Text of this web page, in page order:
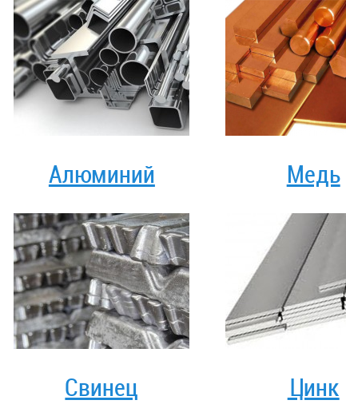
Алюминий Медь
Свинец Цинк